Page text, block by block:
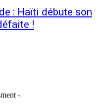
: Haïti débute son
!
-